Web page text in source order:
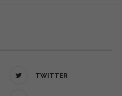
сверхприбыли, -
TWITTER